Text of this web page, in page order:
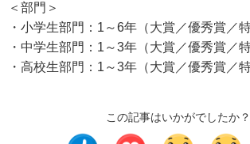
＜部門＞
・小学生部門：1～6年（大賞／優秀賞／特
・中学生部門：1～3年（大賞／優秀賞／特
・高校生部門：1～3年（大賞／優秀賞／特
この記事はいかがでしたか？